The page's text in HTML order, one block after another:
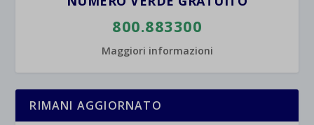
800.883300
Maggiori informazioni
RIMANI AGGIORNATO